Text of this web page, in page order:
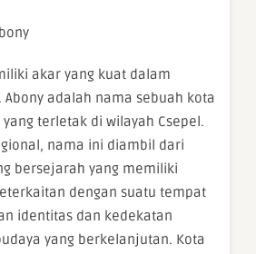
akar yang kuat dalam
Abony adalah nama sebuah kota
terletak di wilayah Csepel.
nama ini diambil dari
bersejarah yang memiliki
dengan suatu tempat
identitas dan kedekatan
yang berkelanjutan. Kota